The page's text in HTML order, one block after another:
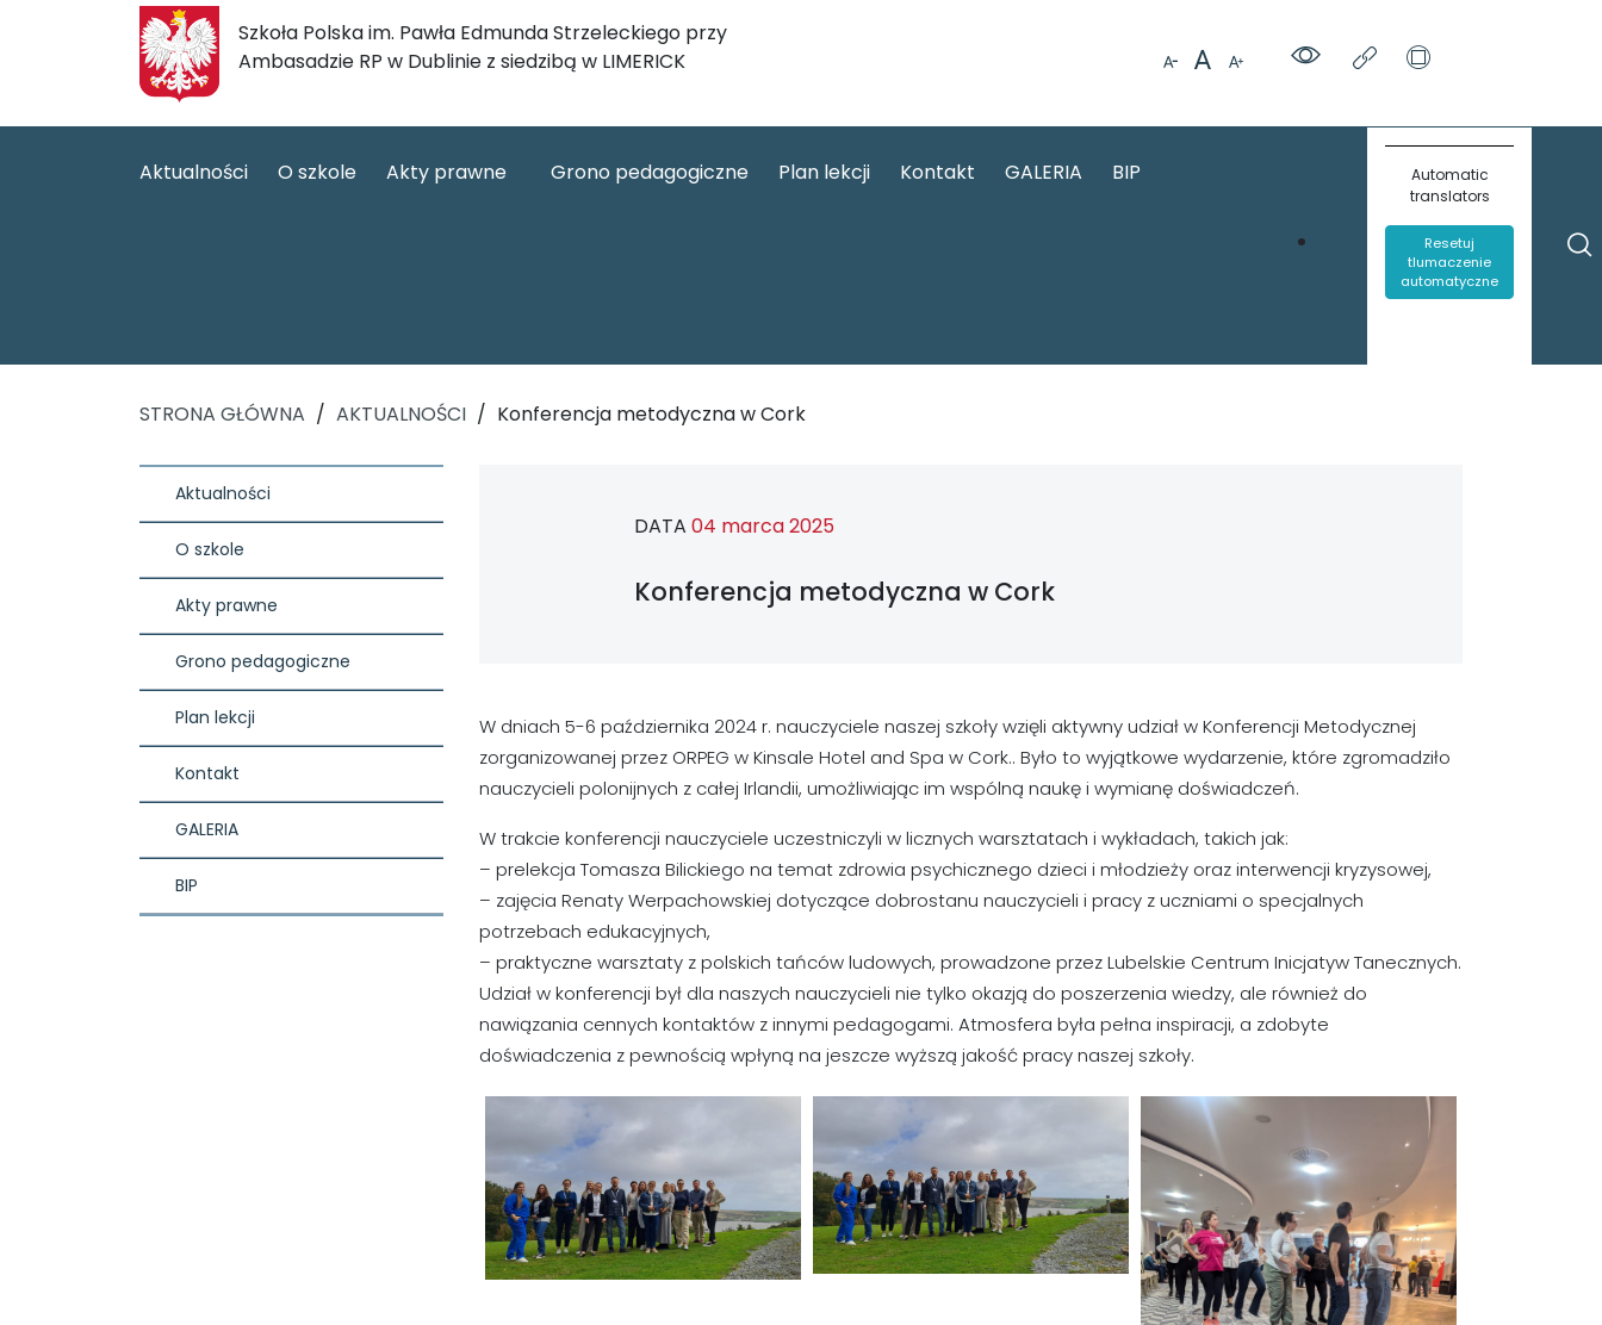
Szkoła Polska im. Pawła Edmunda Strzeleckiego przy
Ambasadzie RP w Dublinie z siedzibą w LIMERICK
Aktualności O szkole Akty prawne Grono pedagogiczne Plan lekcji Kontakt GALERIA BIP
Automatic
translators
Resetuj
tlumaczenie
automatyczne
STRONA GŁÓWNA / AKTUALNOŚCI / Konferencja metodyczna w Cork
Aktualności
O szkole
Akty prawne
Grono pedagogiczne
Plan lekcji
Kontakt
GALERIA
BIP
DATA 04 marca 2025
Konferencja metodyczna w Cork
W dniach 5-6 października 2024 r. nauczyciele naszej szkoły wzięli aktywny udział w Konferencji Metodycznej
zorganizowanej przez ORPEG w Kinsale Hotel and Spa w Cork.. Było to wyjątkowe wydarzenie, które zgromadziło
nauczycieli polonijnych z całej Irlandii, umożliwiając im wspólną naukę i wymianę doświadczeń.
W trakcie konferencji nauczyciele uczestniczyli w licznych warsztatach i wykładach, takich jak:
– prelekcja Tomasza Bilickiego na temat zdrowia psychicznego dzieci i młodzieży oraz interwencji kryzysowej,
– zajęcia Renaty Werpachowskiej dotyczące dobrostanu nauczycieli i pracy z uczniami o specjalnych
potrzebach edukacyjnych,
– praktyczne warsztaty z polskich tańców ludowych, prowadzone przez Lubelskie Centrum Inicjatyw Tanecznych.
Udział w konferencji był dla naszych nauczycieli nie tylko okazją do poszerzenia wiedzy, ale również do
nawiązania cennych kontaktów z innymi pedagogami. Atmosfera była pełna inspiracji, a zdobyte
doświadczenia z pewnością wpłyną na jeszcze wyższą jakość pracy naszej szkoły.